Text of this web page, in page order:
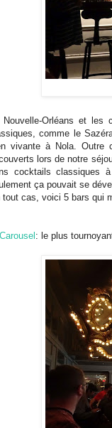
Nouvelle-Orléans et les
comme le
vivante à Nola. Outre
lors de notre
cocktails classiques
ça pouvait se
tout cas, voici 5 bars qui
Carousel: le plus